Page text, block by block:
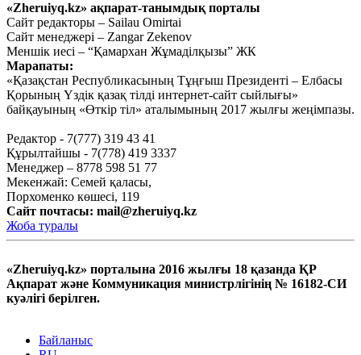
Е.Сайров. Пандемия нені көрсетті?
Шілде 20, 2020
«Мен бір жұмбақ адаммын…»
(жалғасы)
Тағы оқу
«Zheruiyq.kz» ақпарат-танымдық порталы
Сайт редакторы – Sailau Omirtai
Сайт менеджері – Zangar Zekenov
Меншік иесі – “Қамархан Жұмаділқызы” ЖК
Марапаты:
«Қазақстан Республикасының Тұңғыш Президенті – Елбасы
Қорының Үздік қазақ тілді интернет-сайт сыйлығы»
байқауының «Өткір тіл» аталымының 2017 жылғы жеңімпазы.
Редактор - 7(777) 319 43 41
Құрылтайшы - 7(778) 419 3337
Менеджер – 8778 598 51 77
Мекенжай: Семей қаласы,
Порхоменко көшесі, 119
Сайт почтасы: mail@zheruiyq.kz
Жоба туралы
«Zheruiyq.kz» порталына 2016 жылғы 18 қазанда ҚР
Ақпарат және Коммуникация министрлігінің № 16182-СИ
куәлігі берілген.
Байланыс